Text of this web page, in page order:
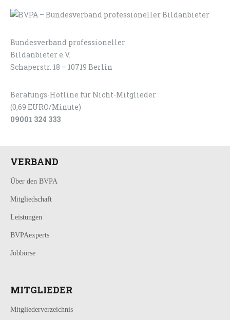
Bundesverband professioneller
Bildanbieter e.V.
Schaperstr. 18 – 10719 Berlin
Beratungs-Hotline für Nicht-Mitglieder
(0,69 EURO/Minute)
09001 324 333
VERBAND
Über den BVPA
Mitgliedschaft
Leistungen
BVPAexperts
Jobbörse
MITGLIEDER
Mitgliederverzeichnis